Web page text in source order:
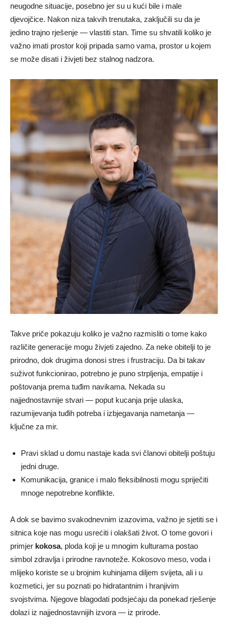
neugodne situacije, posebno jer su u kući bile i male
djevojčice. Nakon niza takvih trenutaka, zaključili su da je
jedino trajno rješenje — vlastiti stan. Time su shvatili koliko je
važno imati prostor koji pripada samo vama, prostor u kojem
se može disati i živjeti bez stalnog nadzora.
Takve priče pokazuju koliko je važno razmisliti o tome kako
različite generacije mogu živjeti zajedno. Za neke obitelji to je
prirodno, dok drugima donosi stres i frustraciju. Da bi takav
suživot funkcionirao, potrebno je puno strpljenja, empatije i
poštovanja prema tuđim navikama. Nekada su
najjednostavnije stvari — poput kucanja prije ulaska,
razumijevanja tuđih potreba i izbjegavanja nametanja —
ključne za mir.
Pravi sklad u domu nastaje kada svi članovi obitelji poštuju
jedni druge.
Komunikacija, granice i malo fleksibilnosti mogu spriječiti
mnoge nepotrebne konflikte.
A dok se bavimo svakodnevnim izazovima, važno je sjetiti se i
sitnica koje nas mogu usrećiti i olakšati život. O tome govori i
primjer kokosa, ploda koji je u mnogim kulturama postao
simbol zdravlja i prirodne ravnoteže. Kokosovo meso, voda i
mlijeko koriste se u brojnim kuhinjama diljem svijeta, ali i u
kozmetici, jer su poznati po hidratantnim i hranjivim
svojstvima. Njegove blagodati podsjećaju da ponekad rješenje
dolazi iz najjednostavnijih izvora — iz prirode.